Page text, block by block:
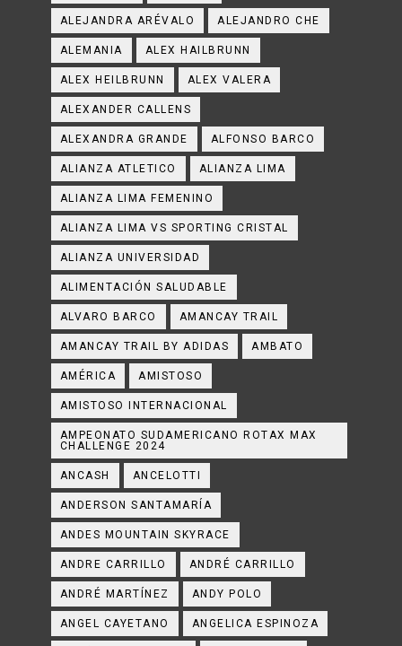
ALEJANDRA ARÉVALO ALEJANDRO CHE
ALEMANIA ALEX HAILBRUNN
ALEX HEILBRUNN ALEX VALERA
ALEXANDER CALLENS
ALEXANDRA GRANDE ALFONSO BARCO
ALIANZA ATLETICO ALIANZA LIMA
ALIANZA LIMA FEMENINO
ALIANZA LIMA VS SPORTING CRISTAL
ALIANZA UNIVERSIDAD
ALIMENTACIÓN SALUDABLE
ALVARO BARCO AMANCAY TRAIL
AMANCAY TRAIL BY ADIDAS AMBATO
AMÉRICA AMISTOSO
AMISTOSO INTERNACIONAL
AMPEONATO SUDAMERICANO ROTAX MAX
CHALLENGE 2024
ANCASH ANCELOTTI
ANDERSON SANTAMARÍA
ANDES MOUNTAIN SKYRACE
ANDRE CARRILLO ANDRÉ CARRILLO
ANDRÉ MARTÍNEZ ANDY POLO
ANGEL CAYETANO ANGELICA ESPINOZA